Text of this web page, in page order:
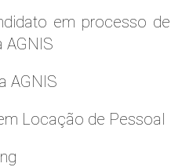
em processo de
AGNIS
AGNIS
Locação de Pessoal